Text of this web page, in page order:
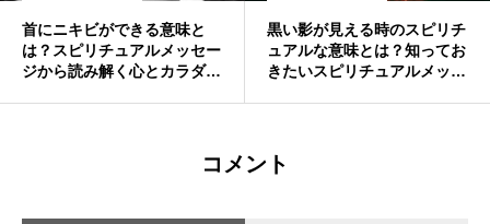
首にニキビができる意味と
は？スピリチュアルメッセー
ジから読み解く心とカラダの
黒い影が見える時のスピリチ
ュアルな意味とは？知ってお
きたいスピリチュアルメッセ
コメント